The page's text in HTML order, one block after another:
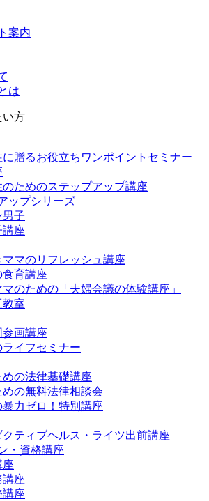
案内
は
い方
贈るお役立ちワンポイントセミナー
ためのステップアップ講座
ップシリーズ
男子
講座
ママのリフレッシュ講座
育講座
のための「夫婦会議の体験講座」
教室
参画講座
ライフセミナー
の法律基礎講座
めの無料法律相談会
力ゼロ！特別講座
クティブヘルス・ライツ出前講座
・資格講座
座
講座
講座